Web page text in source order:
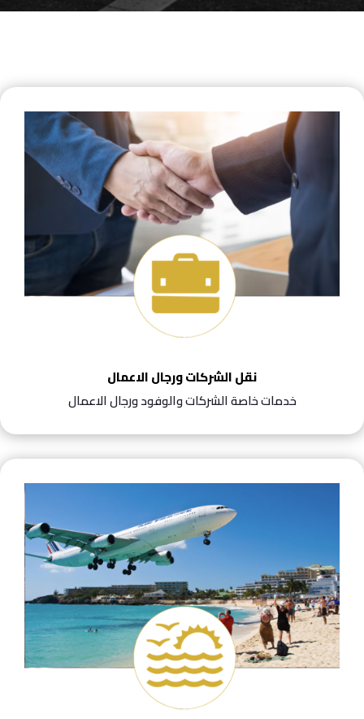
نقل الشركات ورجال الاعمال
خدمات خاصة الشركات والوفود ورجال الاعمال